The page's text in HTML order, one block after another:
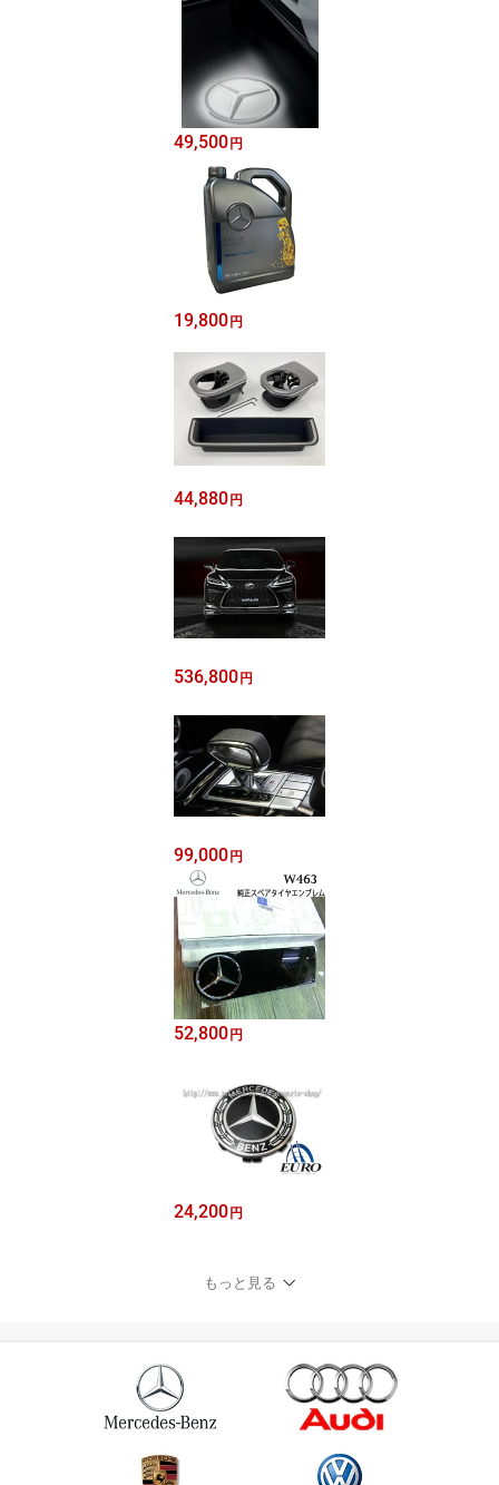
49,500 円
19,800 円
44,880 円
536,800 円
99,000 円
52,800 円
24,200 円
もっと見る